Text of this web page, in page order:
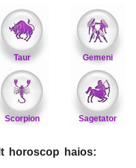
Taur Gemeni
Scorpion Sagetator
horoscop haios: